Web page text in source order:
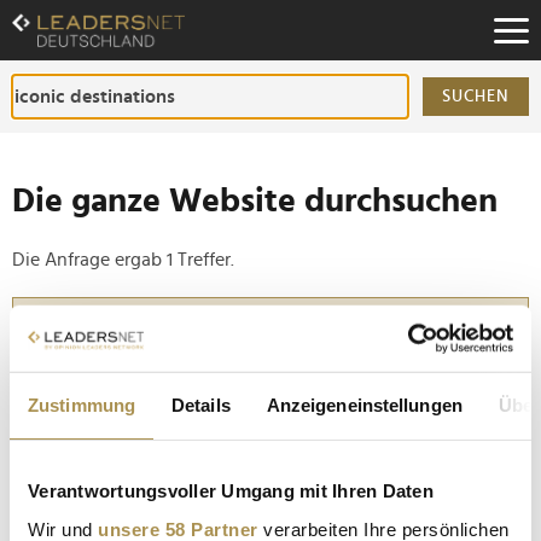
Zustimmung Details Anzeigeneinstellungen
Verantwortungsvoller Umgang mit Ihren Daten
Wir und unsere 58 Partner verarbeiten Ihre persönlichen
Zum
Inhalt
Zur
Fußzeilen-
Navigation
SUCHEN
Die ganze Website durchsuchen
Die Anfrage ergab 1 Treffer.
Tipp
Seiten suchen, die genau diese Wortgruppe enthalten:
Setzen Sie die gesuchten Wörter zwischen
Supermodel führt die Herbst-/Winter-Kampagne